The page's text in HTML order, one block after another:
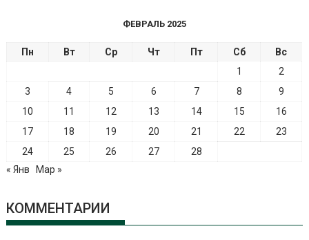
ФЕВРАЛЬ 2025
Пн Вт Ср Чт Пт Сб
Вс
1
2
3
4 5 6 7 8
9
10
11 12 13 14 15
16
17
18 19 20 21 22
23
24
25 26 27
28
« Янв
Мар »
КОММЕНТАРИИ